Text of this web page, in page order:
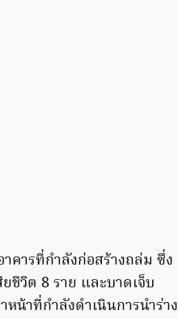
คารที่กำลังก่อสร้างถล่ม ซึ่ง
ชีวิต 8 ราย และบาดเจ็บ
น้าที่กำลังดำเนินการนำร่าง